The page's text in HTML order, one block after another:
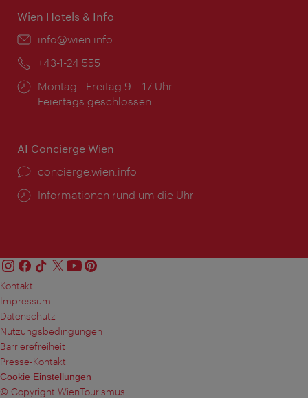
Wien Hotels & Info
Email:
info@wien.info
Telefon:
+43-1-24 555
Öffnungszeiten:
Montag - Freitag 9 – 17 Uhr
Feiertags geschlossen
AI Concierge Wien
Ort:
concierge.wien.info
Öffnungszeiten:
Informationen rund um die Uhr
Kontakt
Impressum
Datenschutz
Nutzungsbedingungen
Barrierefreiheit
Presse-Kontakt
Cookie Einstellungen
© Copyright WienTourismus